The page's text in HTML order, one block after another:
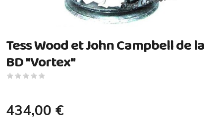
Tess Wood et John Campbell de la
BD "Vortex"
434,00 €